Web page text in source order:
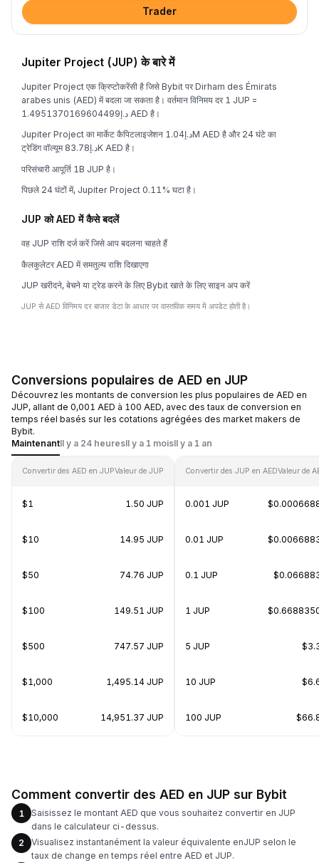
Trader
Jupiter Project (JUP) के बारे में
Jupiter Project एक क्रिप्टोकरेंसी है जिसे Bybit पर Dirham des Émirats
arabes unis (AED) में बदला जा सकता है। वर्तमान विनिमय दर 1 JUP =
د.إ1.4951370169604499 AED है।
Jupiter Project का मार्केट कैपिटलाइजेशन د.إ1.04M AED है और 24 घंटे का
ट्रेडिंग वॉल्यूम د.إ83.78K AED है।
परिसंचारी आपूर्ति 1B JUP है।
पिछले 24 घंटों में, Jupiter Project 0.11% घटा है।
JUP को AED में कैसे बदलें
वह JUP राशि दर्ज करें जिसे आप बदलना चाहते हैं
कैलकुलेटर AED में समतुल्य राशि दिखाएगा
JUP खरीदने, बेचने या ट्रेड करने के लिए Bybit खाते के लिए साइन अप करें
JUP से AED विनिमय दर बाजार डेटा के आधार पर वास्तविक समय में अपडेट होती है।
Conversions populaires de AED en JUP
Découvrez les montants de conversion les plus populaires de AED en
JUP, allant de 0,001 AED à 100 AED, avec des taux de conversion en
temps réel basés sur les cotations agrégées des market makers de
Bybit.
MaintenantIl y a 24 heuresIl y a 1 moisIl y a 1 an
Convertir des AED en JUPValeur de JUP
$1 1.50 JUP
$10 14.95 JUP
$50 74.76 JUP
$100 149.51 JUP
$500 747.57 JUP
$1,000 1,495.14 JUP
$10,000 14,951.37 JUP
Convertir des JUP en AEDValeur de
0.001 JUP
0.01 JUP
0.1 JUP
1 JUP
5 JUP
10 JUP
100 JUP
Comment convertir des AED en JUP sur Bybit
1
Saisissez le montant AED que vous souhaitez convertir en JUP
dans le calculateur ci-dessus.
2
Visualisez instantanément la valeur équivalente enJUP selon le
taux de change en temps réel entre AED et JUP.